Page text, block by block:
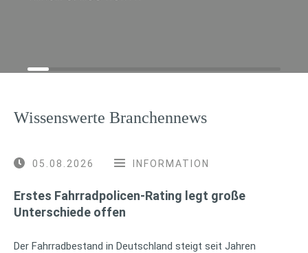
Wissenswerte Branchennews
05.08.2026 INFORMATION
Erstes Fahrradpolicen-Rating legt große
Unterschiede offen
Der Fahrradbestand in Deutschland steigt seit Jahren